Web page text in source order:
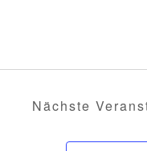
Nächste